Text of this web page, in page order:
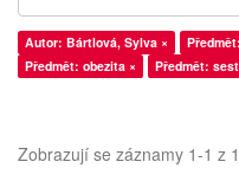
Autor: Bártlová, Sylva ×
Předmět: obezita ×
Předmět:
Zobrazují se záznamy 1-1 z 1